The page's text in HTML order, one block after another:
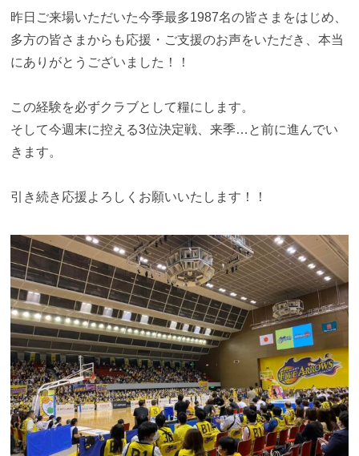
昨日ご来場いただいた今季最多1987名の皆さまをはじめ、
多方の皆さまからも応援・ご支援のお声をいただき、本当
にありがとうございました！！
この経験を必ずクラブとして糧にします。
そして今週末に控える3位決定戦、来季…と前に進んでい
きます。
引き続き応援よろしくお願いいたします！！